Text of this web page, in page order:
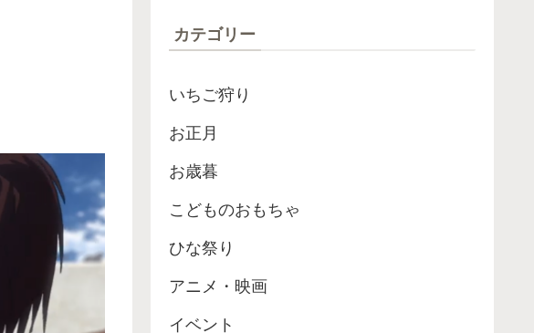
カテゴリー
いちご狩り
お正月
お歳暮
こどものおもちゃ
ひな祭り
アニメ・映画
イベント